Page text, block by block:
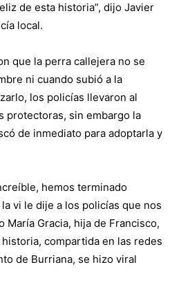
de esta historia”, dijo Javier
local.
que la perra callejera no se
ni cuando subió a la
los policías llevaron al
protectoras, sin embargo la
de inmediato para adoptarla y
hemos terminado
vi le dije a los policías que nos
María Gracia, hija de Francisco,
compartida en las redes
de Burriana, se hizo viral